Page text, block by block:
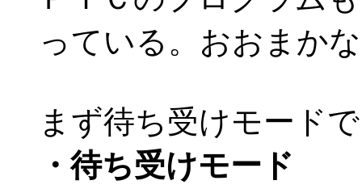
っている。おおまか
まず待ち受けモード
・待ち受けモード